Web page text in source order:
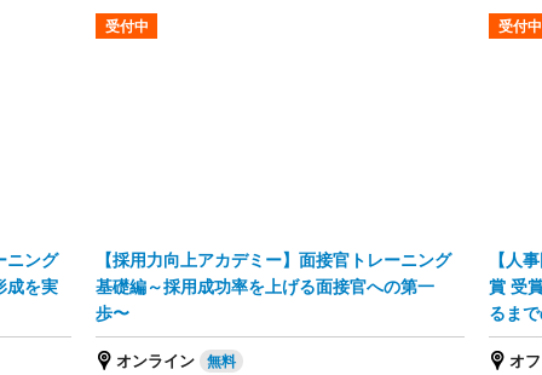
ニング
成を実
受付中
【採用力向上アカデミー】面接官トレーニング
基礎編～採用成功率を上げる面接官への第一
歩〜
オンライン
受付中
【人
賞 受
るま
オ